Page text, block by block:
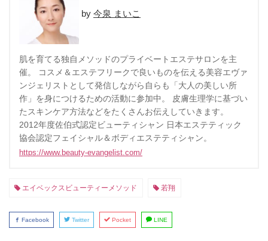
今泉 まいこ
肌を育てる独自メソッドのプライベートエステサロンを主
催。 コスメ＆エステフリークで良いものを伝える美容エヴァ
ンジェリストとして発信しながら自らも「大人の美しい所
作」を身につけるための活動に参加中。 皮膚生理学に基づい
たスキンケア方法などをたくさんお伝えしていきます。
2012年度佐伯式認定ビューティシャン 日本エステティック
協会認定フェイシャル＆ボディエステティシャン。
https://www.beauty-evangelist.com/
エイベックスビューティーメソッド 若翔
Facebook Twitter Pocket LINE